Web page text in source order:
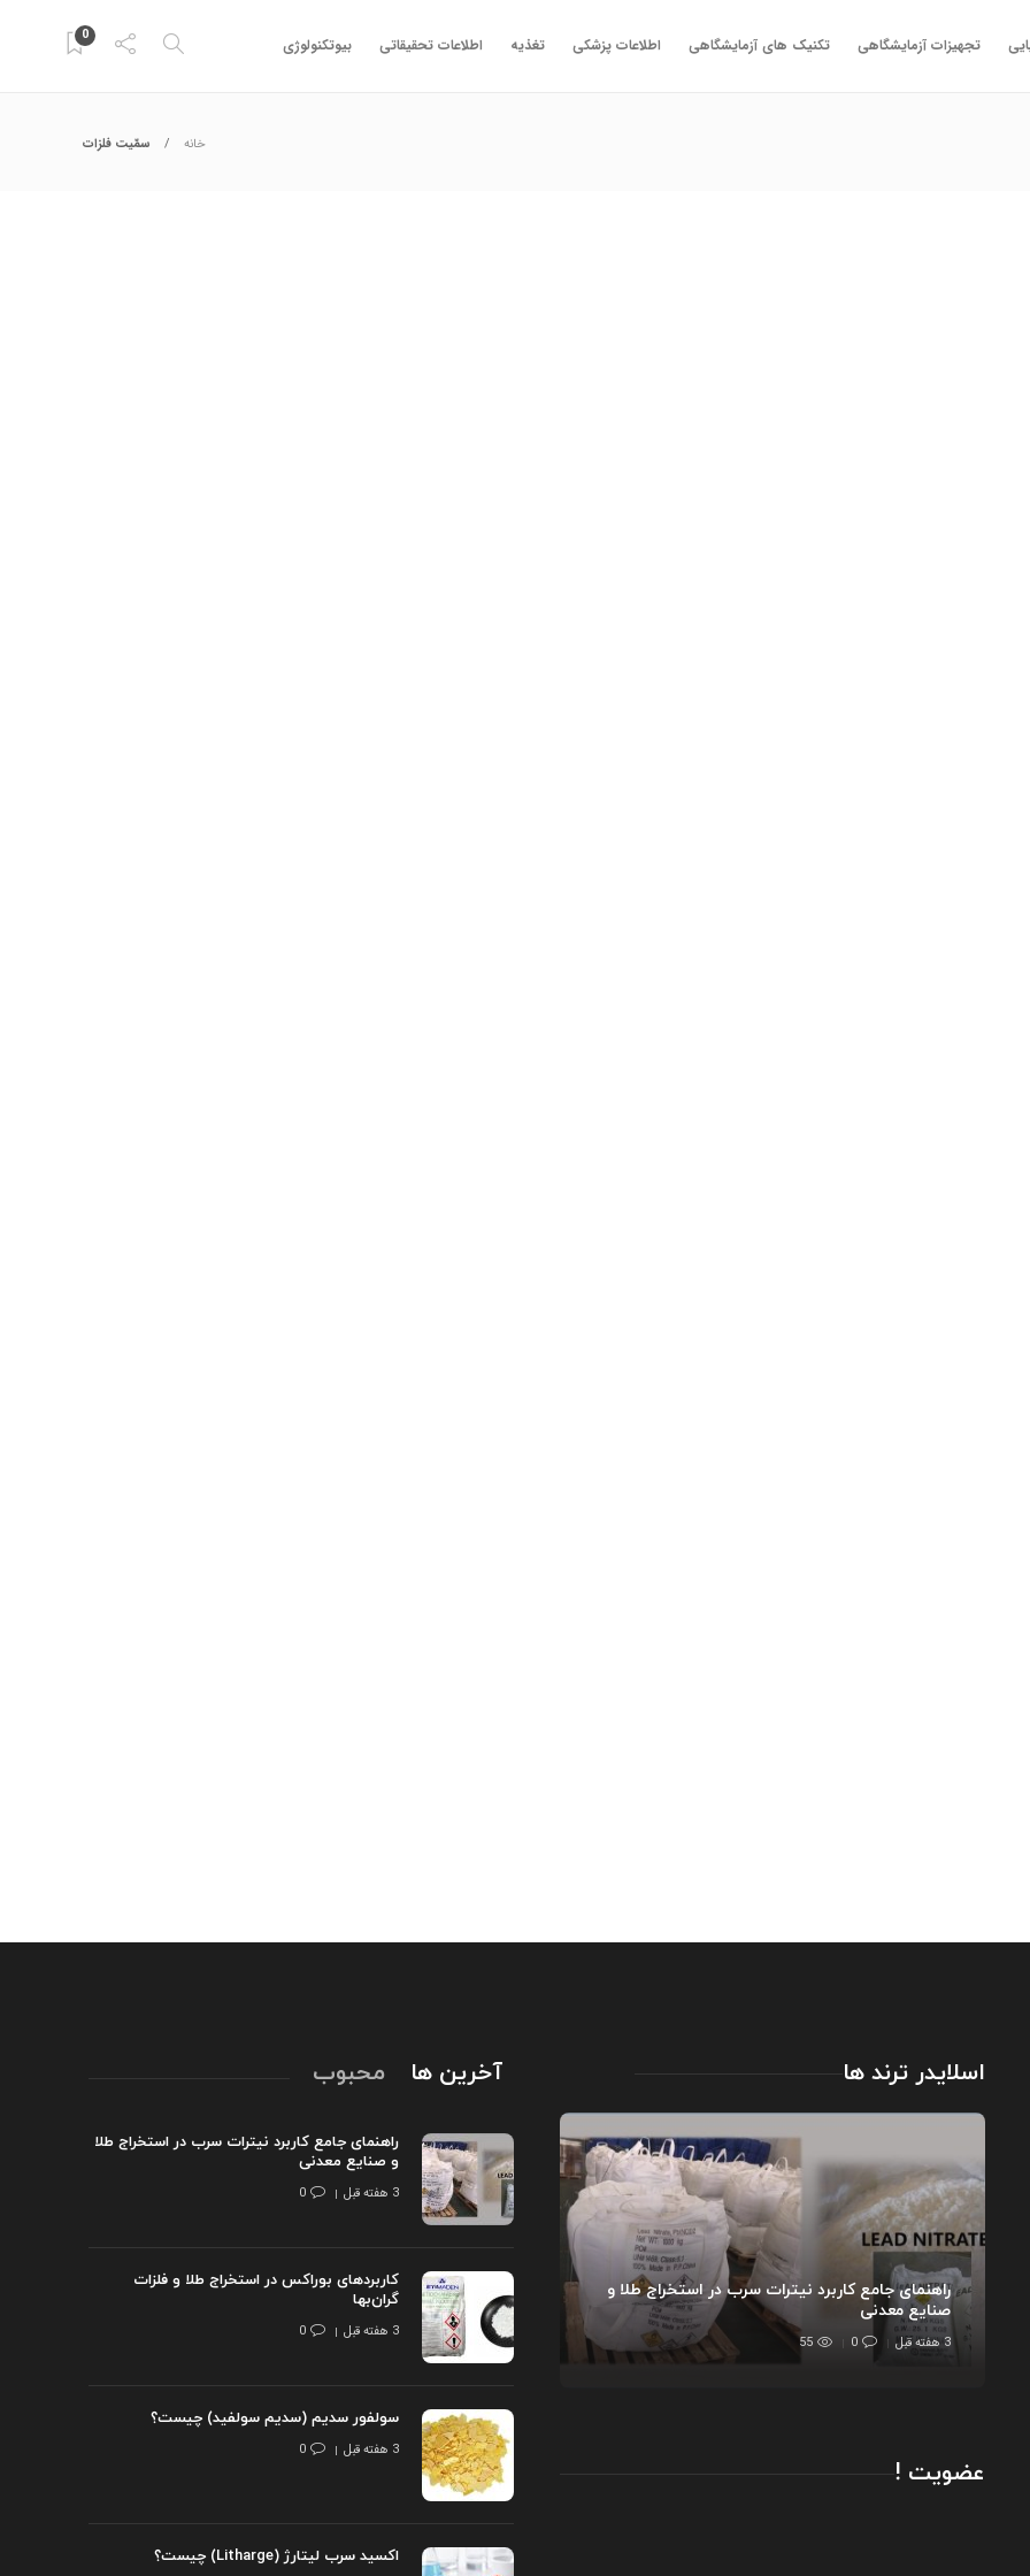
تجهیزات آزمایشگاهی تکنیک های آزمایشگاهی اطلاعات پزشکی تغذیه اطلاعات تحقیقاتی بیوتکنولوژی 0
خانه سمّیت فلزات
اسلایدر ترند ها
راهنمای جامع کاربرد نیترات سرب در استخراج طلا و
صنایع معدنی
3 هفته قبل 0
55
عضویت !
آخرین ها محبوب
راهنمای جامع کاربرد نیترات سرب در استخراج طلا
و صنایع معدنی
3 هفته قبل 0
کاربردهای بوراکس در استخراج طلا و فلزات
گران‌بها
3 هفته قبل 0
سولفور سدیم (سدیم سولفید) چیست؟
3 هفته قبل 0
اکسید سرب لیتارژ (Litharge) چیست؟